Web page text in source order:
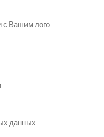
с Вашим лого
данных